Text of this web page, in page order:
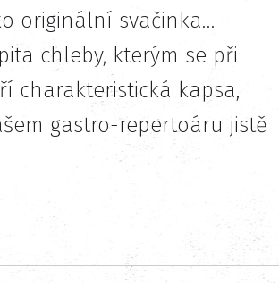
originální svačinka…
chleby, kterým se při
charakteristická kapsa,
gastro-repertoáru jistě